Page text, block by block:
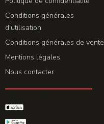
Conditions générales
d'utilisation
Conditions générales de vente
Mentions légales
Nous contacter